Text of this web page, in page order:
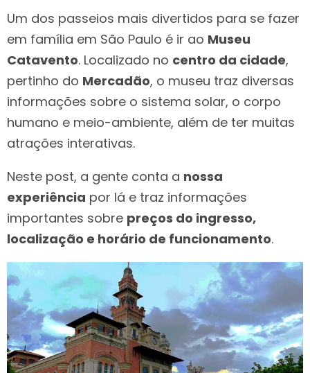
Um dos passeios mais divertidos para se fazer
em família em São Paulo é ir ao Museu
Catavento. Localizado no centro da cidade,
pertinho do Mercadão, o museu traz diversas
informações sobre o sistema solar, o corpo
humano e meio-ambiente, além de ter muitas
atrações interativas.
Neste post, a gente conta a nossa
experiência por lá e traz informações
importantes sobre preços do ingresso,
localização e horário de funcionamento.